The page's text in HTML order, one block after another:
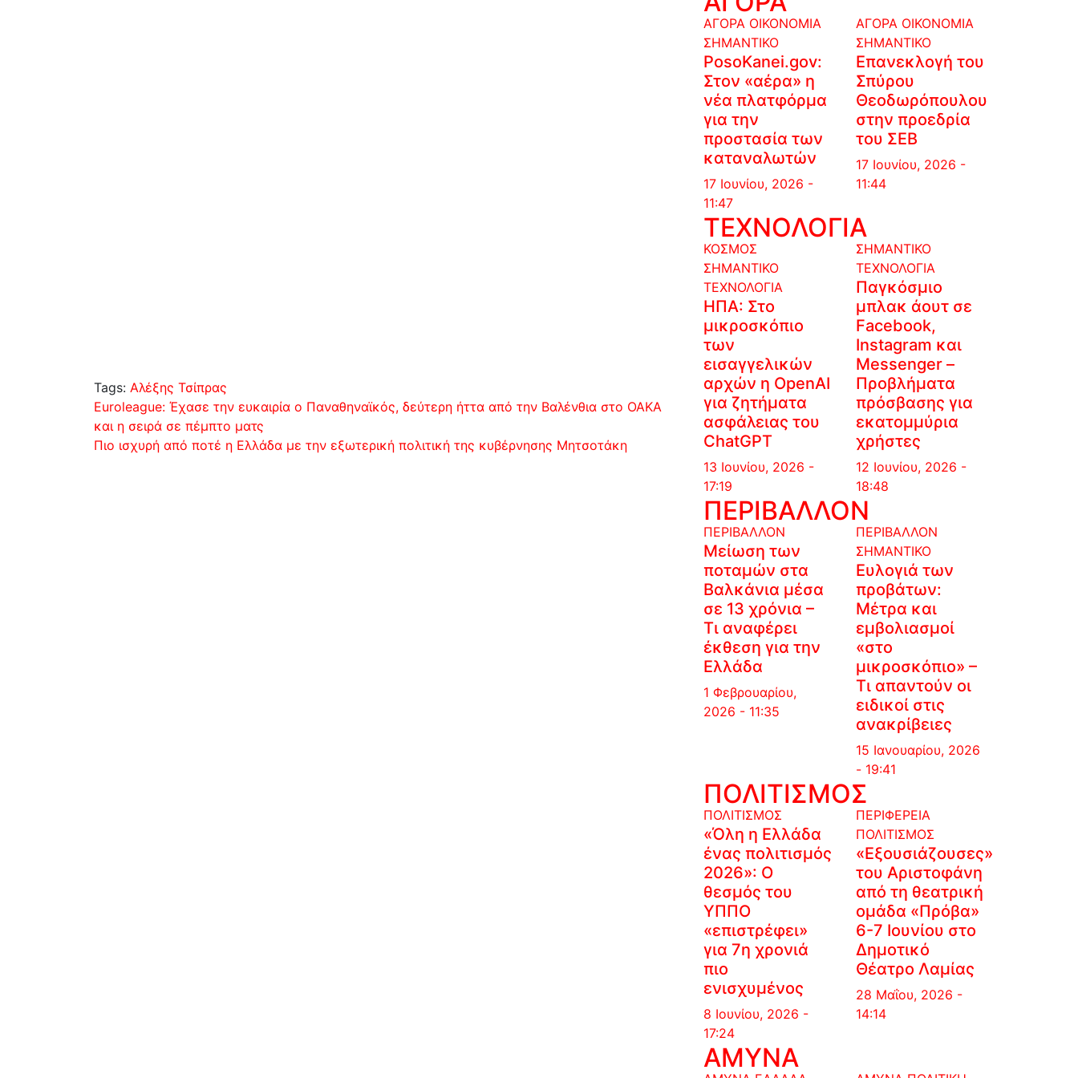
Tags: Αλέξης Τσίπρας
Πλοήγηση
άρθρων
Euroleague: Έχασε την ευκαιρία ο Παναθηναϊκός, δεύτερη ήττα από την Βαλένθια στο ΟΑΚΑ
και η σειρά σε πέμπτο ματς
Πιο ισχυρή από ποτέ η Ελλάδα με την εξωτερική πολιτική της κυβέρνησης Μητσοτάκη
ΑΓΟΡΑ ΟΙΚΟΝΟΜΙΑ
ΣΗΜΑΝΤΙΚΟ
PosoKanei.gov:
Στον «αέρα» η
νέα πλατφόρμα
για την
προστασία των
καταναλωτών
17 Ιουνίου, 2026 -
11:47
ΑΓΟΡΑ ΟΙΚΟΝΟΜΙΑ
ΣΗΜΑΝΤΙΚΟ
Επανεκλογή του
Σπύρου
Θεοδωρόπουλου
στην προεδρία
του ΣΕΒ
17 Ιουνίου, 2026 -
11:44
ΤΕΧΝΟΛΟΓΙΑ
ΚΟΣΜΟΣ
ΣΗΜΑΝΤΙΚΟ
ΤΕΧΝΟΛΟΓΙΑ
ΗΠΑ: Στο
μικροσκόπιο
των
εισαγγελικών
αρχών η OpenAI
για ζητήματα
ασφάλειας του
ChatGPT
13 Ιουνίου, 2026 -
17:19
ΣΗΜΑΝΤΙΚΟ
ΤΕΧΝΟΛΟΓΙΑ
Παγκόσμιο
μπλακ άουτ σε
Facebook,
Instagram και
Messenger –
Προβλήματα
πρόσβασης για
εκατομμύρια
χρήστες
12 Ιουνίου, 2026 -
18:48
ΠΕΡΙΒΑΛΛΟΝ
ΠΕΡΙΒΑΛΛΟΝ
Μείωση των
ποταμών στα
Βαλκάνια μέσα
σε 13 χρόνια –
Τι αναφέρει
έκθεση για την
Ελλάδα
1 Φεβρουαρίου,
2026 - 11:35
ΠΕΡΙΒΑΛΛΟΝ
ΣΗΜΑΝΤΙΚΟ
Ευλογιά των
προβάτων:
Μέτρα και
εμβολιασμοί
«στο
μικροσκόπιο» –
Τι απαντούν οι
ειδικοί στις
ανακρίβειες
15 Ιανουαρίου, 2026
- 19:41
ΠΟΛΙΤΙΣΜΟΣ
ΠΟΛΙΤΙΣΜΟΣ
«Όλη η Ελλάδα
ένας πολιτισμός
2026»: Ο
θεσμός του
ΥΠΠΟ
«επιστρέφει»
για 7η χρονιά
πιο
ενισχυμένος
8 Ιουνίου, 2026 -
17:24
ΠΕΡΙΦΕΡΕΙΑ
ΠΟΛΙΤΙΣΜΟΣ
«Εξουσιάζουσες»
του Αριστοφάνη
από τη θεατρική
ομάδα «Πρόβα»
6-7 Ιουνίου στο
Δημοτικό
Θέατρο Λαμίας
28 Μαΐου, 2026 -
14:14
ΑΜΥΝΑ